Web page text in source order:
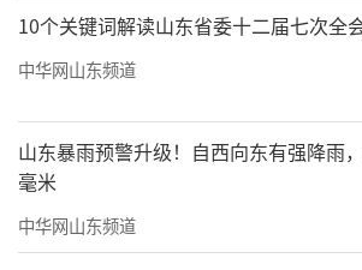
10个关键词解读山东省委十二届七次全
中华网山东频道
山东暴雨预警升级！自西向东有强降雨
毫米
中华网山东频道